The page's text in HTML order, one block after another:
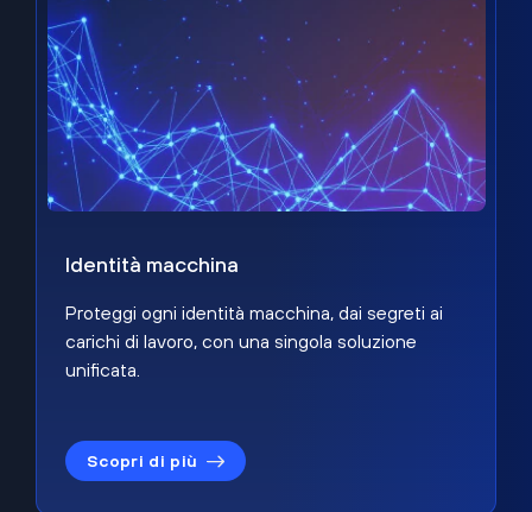
Identità macchina
Proteggi ogni identità macchina, dai segreti ai
carichi di lavoro, con una singola soluzione
unificata.
Scopri di più